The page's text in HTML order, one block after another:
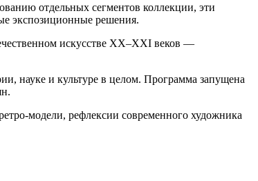
отдельных сегментов коллекции, эти
экспозиционные решения.
искусстве XX–XXI веков —
науке и культуре в целом. Программа запущена
модели, рефлексии современного художника